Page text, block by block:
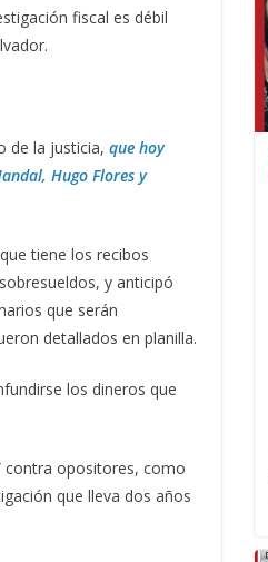
fiscal es débil
de la justicia, que hoy
Hugo Flores y
tiene los recibos
y anticipó
que serán
detallados en planilla.
los dineros que
contra opositores, como
que lleva dos años